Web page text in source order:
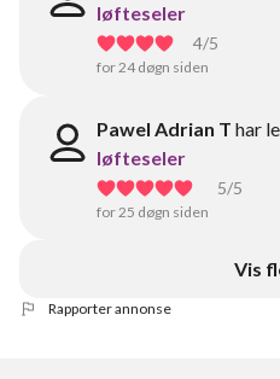
løfteseler
4/5
for 24 døgn siden
Pawel Adrian T har
løfteseler
5/5
for 25 døgn siden
Vis
Rapporter annonse